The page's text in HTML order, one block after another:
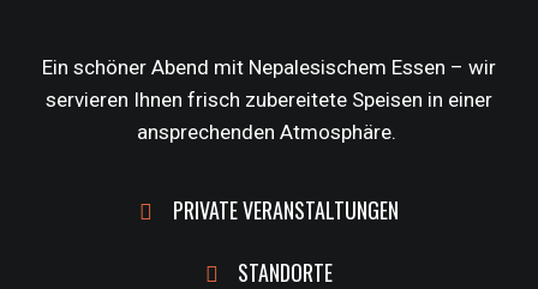
Ein schöner Abend mit Nepalesischem Essen – wir
servieren Ihnen frisch zubereitete Speisen in einer
ansprechenden Atmosphäre.
PRIVATE VERANSTALTUNGEN
STANDORTE